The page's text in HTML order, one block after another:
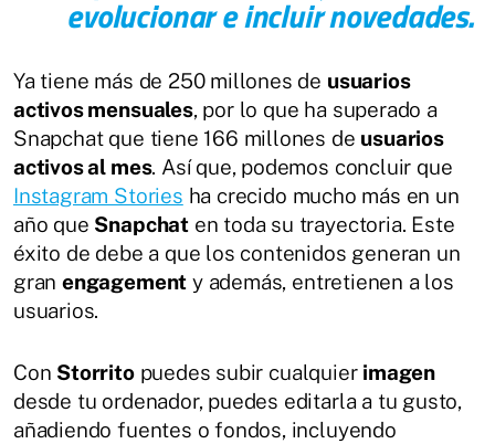
evolucionar e incluir novedades.
Ya tiene más de 250 millones de usuarios
activos mensuales, por lo que ha superado a
Snapchat que tiene 166 millones de usuarios
activos al mes. Así que, podemos concluir que
Instagram Stories ha crecido mucho más en un
año que Snapchaten toda su trayectoria. Este
éxito de debe a que los contenidos generan un
granengagement y además, entretienen a los
usuarios.
Con Storritopuedes subir cualquier imagen
desde tu ordenador, puedes editarla a tu gusto,
añadiendo fuentes o fondos, incluyendo